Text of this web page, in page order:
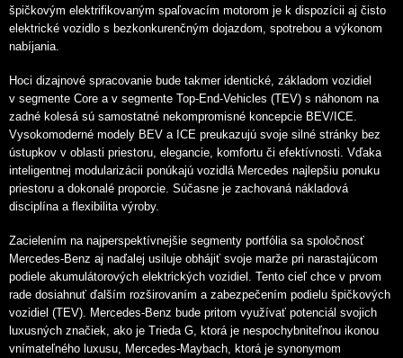
špičkovým elektrifikovaným spaľovacím motorom je k dispozícii aj čisto
elektrické vozidlo s bezkonkurenčným dojazdom, spotrebou a výkonom
nabíjania.
Hoci dizajnové spracovanie bude takmer identické, základom vozidiel
v segmente Core a v segmente Top-End-Vehicles (TEV) s náhonom na
zadné kolesá sú samostatné nekompromisné koncepcie BEV/ICE.
Vysokomoderné modely BEV a ICE preukazujú svoje silné stránky bez
ústupkov v oblasti priestoru, elegancie, komfortu či efektívnosti. Vďaka
inteligentnej modularizácii ponúkajú vozidlá Mercedes najlepšiu ponuku
priestoru a dokonalé proporcie. Súčasne je zachovaná nákladová
disciplína a flexibilita výroby.
Zacielením na najperspektívnejšie segmenty portfólia sa spoločnosť
Mercedes-Benz aj naďalej usiluje obhájiť svoje marže pri narastajúcom
podiele akumulátorových elektrických vozidiel. Tento cieľ chce v prvom
rade dosiahnuť ďalším rozširovaním a zabezpečením podielu špičkových
vozidiel (TEV). Mercedes-Benz bude pritom využívať potenciál svojich
luxusných značiek, ako je Trieda G, ktorá je nespochybniteľnou ikonou
vnímateľného luxusu, Mercedes-Maybach, ktorá je synonymom